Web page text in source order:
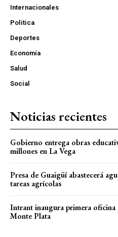
Internacionales
Política
Deportes
Economía
Salud
Social
Noticias recientes
Gobierno entrega obras
millones en La Vega
Presa de Guaigüí abastecerá
tareas agrícolas
Intrant inaugura primera oficina
Monte Plata